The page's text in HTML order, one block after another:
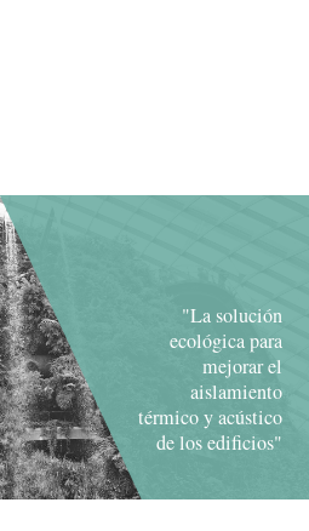
"La solución
ecológica para
mejorar el
aislamiento
térmico y acústico
de los edificios"